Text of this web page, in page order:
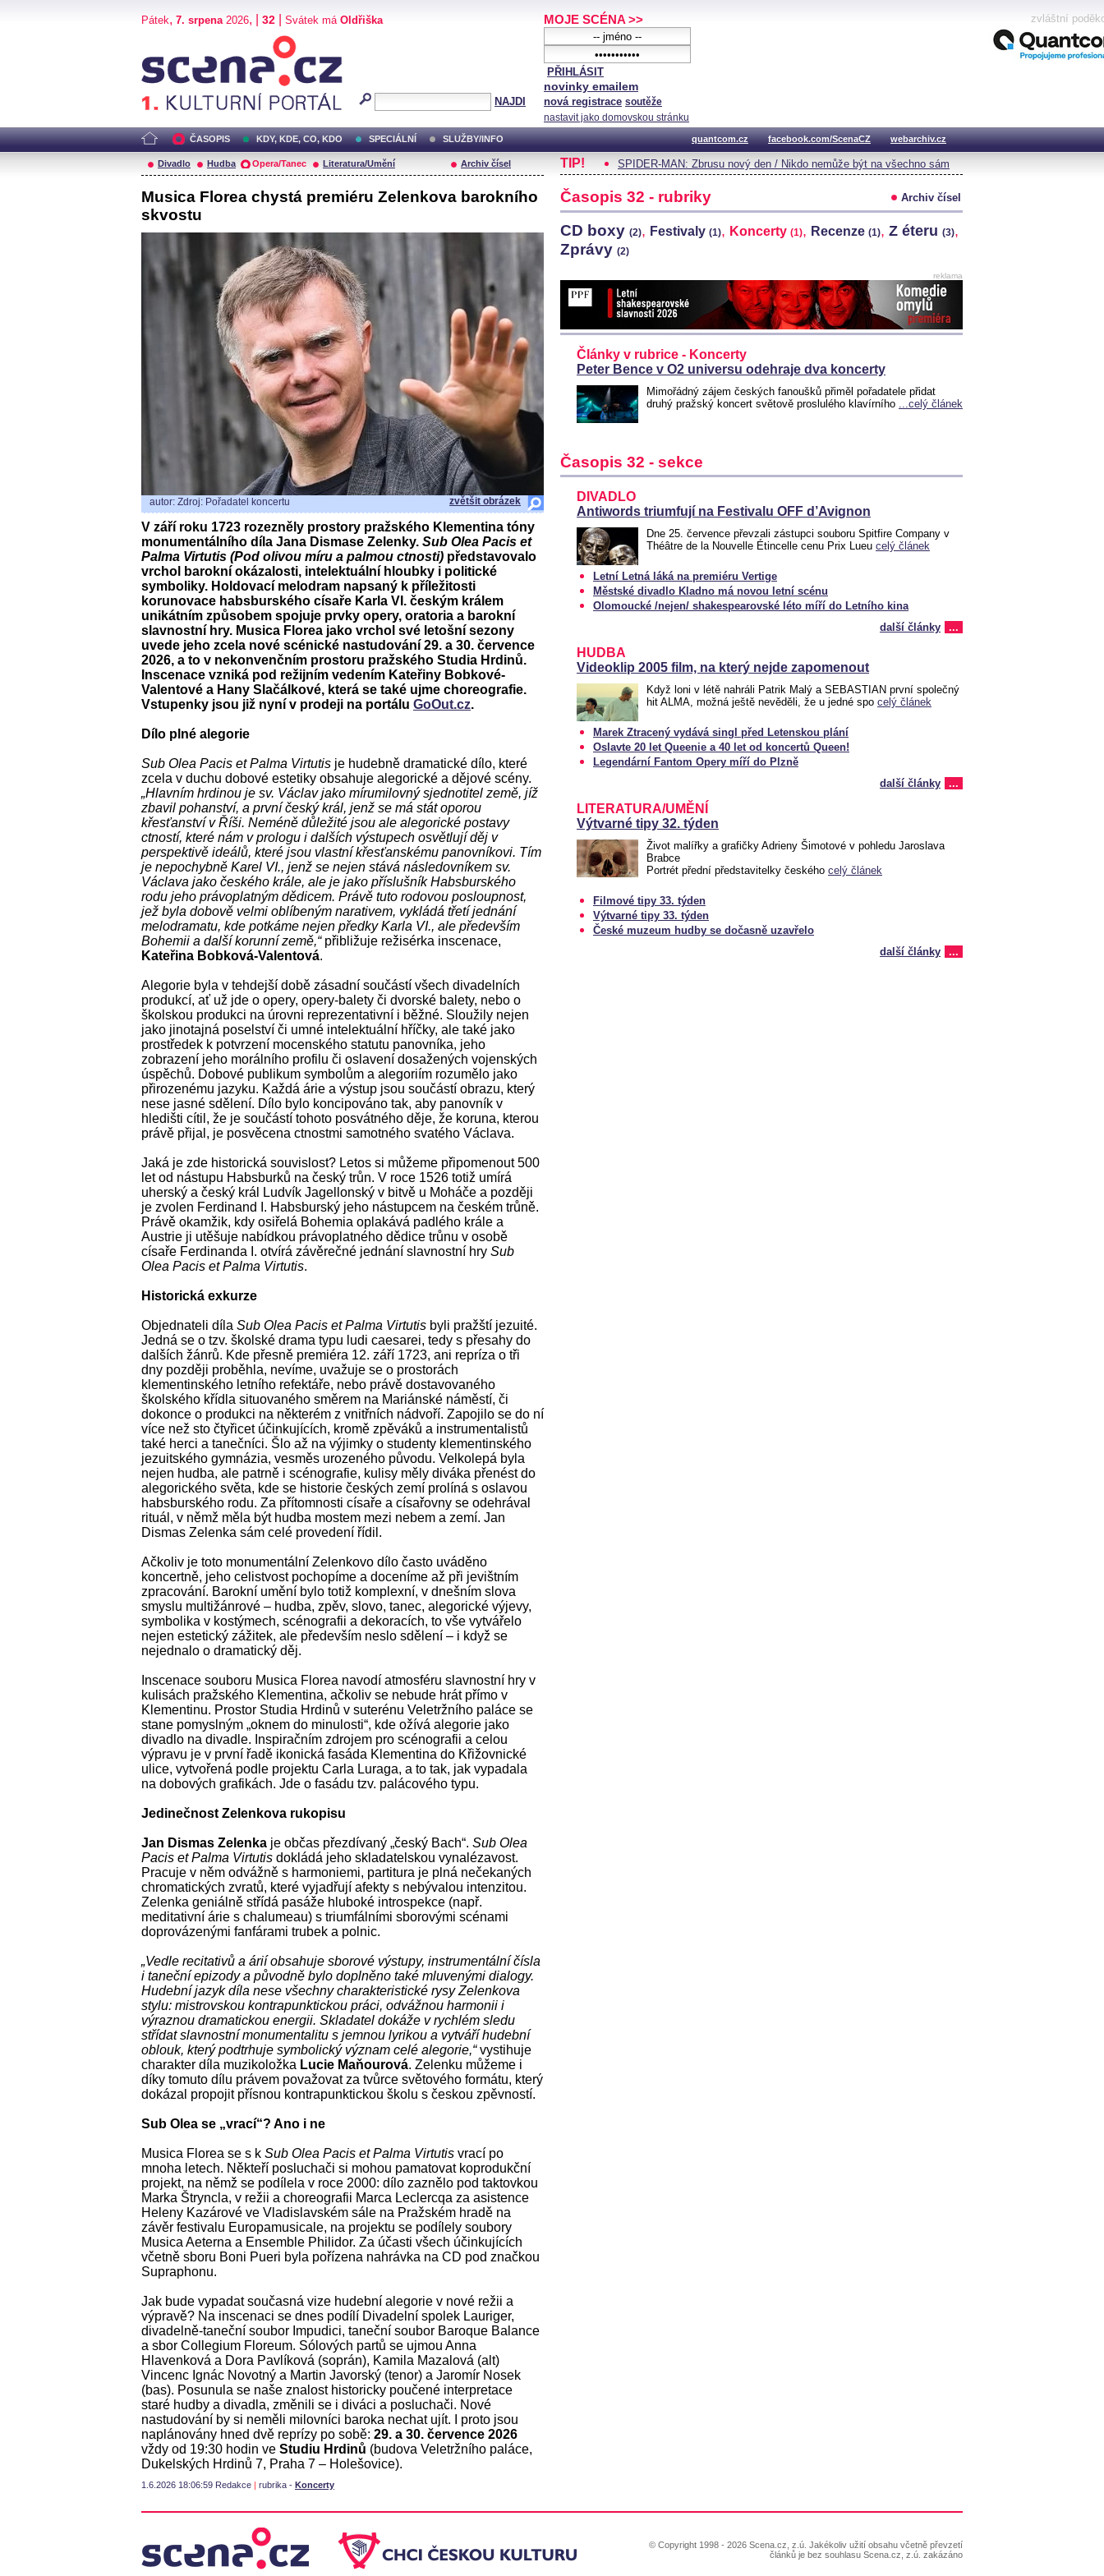
Pátek, 7. srpena2026, | 32 Svátek má Oldřiška
NAJDI
MOJE SCÉNA >>
PŘIHLÁSIT
novinky emailem
nová registrace soutěže
nastavit jako domovskou stránku
zvláštní
ČASOPIS KDY, KDE, CO, KDO SPECIÁLNÍ SLUŽBY/INFO quantcom.cz facebook.com/ScenaCZ webarchiv.cz
Divadlo Hudba Opera/Tanec Literatura/Umění Archiv čísel
Musica Florea chystá premiéru Zelenkova barokního
skvostu
autor: Zdroj: Pořadatel koncertu zvětšit obrázek
V září roku 1723 rozezněly prostory pražského Klementina tóny
monumentálního díla Jana Dismase Zelenky. Sub Olea Pacis et
Palma Virtutis (Pod olivou míru a palmou ctnosti) představovalo
vrchol barokní okázalosti, intelektuální hloubky i politické
symboliky. Holdovací melodram napsaný k příležitosti
korunovace habsburského císaře Karla VI. českým králem
unikátním způsobem spojuje prvky opery, oratoria a barokní
slavnostní hry. Musica Florea jako vrchol své letošní sezony
uvede jeho zcela nové scénické nastudování 29. a 30. července
2026, a to v nekonvenčním prostoru pražského Studia Hrdinů.
Inscenace vzniká pod režijním vedením Kateřiny Bobkové-
Valentové a Hany Slačálkové, která se také ujme choreografie.
Vstupenky jsou již nyní v prodeji na portálu GoOut.cz.
Dílo plné alegorie
Sub Olea Pacis et Palma Virtutis je hudebně dramatické dílo, které
zcela v duchu dobové estetiky obsahuje alegorické a dějové scény.
„Hlavním hrdinou je sv. Václav jako mírumilovný sjednotitel země, jíž
zbavil pohanství, a první český král, jenž se má stát oporou
křesťanství v Říši. Neméně důležité jsou ale alegorické postavy
ctností, které nám v prologu i dalších výstupech osvětlují děj v
perspektivě ideálů, které jsou vlastní křesťanskému panovníkovi. Tím
je nepochybně Karel VI., jenž se nejen stává následovníkem sv.
Václava jako českého krále, ale je jako příslušník Habsburského
rodu jeho právoplatným dědicem. Právě tuto rodovou posloupnost,
jež byla dobově velmi oblíbeným narativem, vykládá třetí jednání
melodramatu, kde potkáme nejen předky Karla VI., ale především
Bohemii a další korunní země,“přibližuje režisérka inscenace,
Kateřina Bobková-Valentová.
Alegorie byla v tehdejší době zásadní součástí všech divadelních
produkcí, ať už jde o opery, opery-balety či dvorské balety, nebo o
školskou produkci na úrovni reprezentativní i běžné. Sloužily nejen
jako jinotajná poselství či umné intelektuální hříčky, ale také jako
prostředek k potvrzení mocenského statutu panovníka, jeho
zobrazení jeho morálního profilu či oslavení dosažených vojenských
úspěchů. Dobové publikum symbolům a alegoriím rozumělo jako
přirozenému jazyku. Každá árie a výstup jsou součástí obrazu, který
nese jasné sdělení. Dílo bylo koncipováno tak, aby panovník v
hledišti cítil, že je součástí tohoto posvátného děje, že koruna, kterou
právě přijal, je posvěcena ctnostmi samotného svatého Václava.
Jaká je zde historická souvislost? Letos si můžeme připomenout 500
let od nástupu Habsburků na český trůn. V roce 1526 totiž umírá
uherský a český král Ludvík Jagellonský v bitvě u Moháče a později
je zvolen Ferdinand I. Habsburský jeho nástupcem na českém trůně.
Právě okamžik, kdy osiřelá Bohemia oplakává padlého krále a
Austrie ji utěšuje nabídkou právoplatného dědice trůnu v osobě
císaře Ferdinanda I. otvírá závěrečné jednání slavnostní hry Sub
Olea Pacis et Palma Virtutis.
Historická exkurze
Objednateli díla Sub Olea Pacis et Palma Virtutis byli pražští jezuité.
Jedná se o tzv. školské drama typu ludi caesarei, tedy s přesahy do
dalších žánrů. Kde přesně premiéra 12. září 1723, ani repríza o tři
dny později proběhla, nevíme, uvažuje se o prostorách
klementinského letního refektáře, nebo právě dostavovaného
školského křídla situovaného směrem na Mariánské náměstí, či
dokonce o produkci na některém z vnitřních nádvoří. Zapojilo se do ní
více než sto čtyřicet účinkujících, kromě zpěváků a instrumentalistů
také herci a tanečníci. Šlo až na výjimky o studenty klementinského
jezuitského gymnázia, vesměs urozeného původu. Velkolepá byla
nejen hudba, ale patrně i scénografie, kulisy měly diváka přenést do
alegorického světa, kde se historie českých zemí prolíná s oslavou
habsburského rodu. Za přítomnosti císaře a císařovny se odehrával
rituál, v němž měla být hudba mostem mezi nebem a zemí. Jan
Dismas Zelenka sám celé provedení řídil.
Ačkoliv je toto monumentální Zelenkovo dílo často uváděno
koncertně, jeho celistvost pochopíme a doceníme až při jevištním
zpracování. Barokní umění bylo totiž komplexní, v dnešním slova
smyslu multižánrové – hudba, zpěv, slovo, tanec, alegorické výjevy,
symbolika v kostýmech, scénografii a dekoracích, to vše vytvářelo
nejen estetický zážitek, ale především neslo sdělení – i když se
nejednalo o dramatický děj.
Inscenace souboru Musica Florea navodí atmosféru slavnostní hry v
kulisách pražského Klementina, ačkoliv se nebude hrát přímo v
Klementinu. Prostor Studia Hrdinů v suterénu Veletržního paláce se
stane pomyslným „oknem do minulosti“, kde ožívá alegorie jako
divadlo na divadle. Inspiračním zdrojem pro scénografii a celou
výpravu je v první řadě ikonická fasáda Klementina do Křižovnické
ulice, vytvořená podle projektu Carla Luraga, a to tak, jak vypadala
na dobových grafikách. Jde o fasádu tzv. palácového typu.
Jedinečnost Zelenkova rukopisu
Jan Dismas Zelenka je občas přezdívaný „český Bach“. Sub Olea
Pacis et Palma Virtutis dokládá jeho skladatelskou vynalézavost.
Pracuje v něm odvážně s harmoniemi, partitura je plná nečekaných
chromatických zvratů, které vyjadřují afekty s nebývalou intenzitou.
Zelenka geniálně střídá pasáže hluboké introspekce (např.
meditativní árie s chalumeau) s triumfálními sborovými scénami
doprovázenými fanfárami trubek a polnic.
„Vedle recitativů a árií obsahuje sborové výstupy, instrumentální čísla
i taneční epizody a původně bylo doplněno také mluvenými dialogy.
Hudební jazyk díla nese všechny charakteristické rysy Zelenkova
stylu: mistrovskou kontrapunktickou práci, odvážnou harmonii i
výraznou dramatickou energii. Skladatel dokáže v rychlém sledu
střídat slavnostní monumentalitu s jemnou lyrikou a vytváří hudební
oblouk, který podtrhuje symbolický význam celé alegorie,“vystihuje
charakter díla muzikoložka Lucie Maňourová. Zelenku můžeme i
díky tomuto dílu právem považovat za tvůrce světového formátu, který
dokázal propojit přísnou kontrapunktickou školu s českou zpěvností.
Sub Olea se „vrací“? Ano i ne
Musica Florea se s k Sub Olea Pacis et Palma Virtutis vrací po
mnoha letech. Někteří posluchači si mohou pamatovat koprodukční
projekt, na němž se podílela v roce 2000: dílo zaznělo pod taktovkou
Marka Štryncla, v režii a choreografii Marca Leclercqa za asistence
Heleny Kazárové ve Vladislavském sále na Pražském hradě na
závěr festivalu Europamusicale, na projektu se podílely soubory
Musica Aeterna a Ensemble Philidor. Za účasti všech účinkujících
včetně sboru Boni Pueri byla pořízena nahrávka na CD pod značkou
Supraphonu.
Jak bude vypadat současná vize hudební alegorie v nové režii a
výpravě? Na inscenaci se dnes podílí Divadelní spolek Lauriger,
divadelně-taneční soubor Impudici, taneční soubor Baroque Balance
a sbor Collegium Floreum. Sólových partů se ujmou Anna
Hlavenková a Dora Pavlíková (soprán), Kamila Mazalová (alt)
Vincenc Ignác Novotný a Martin Javorský (tenor) a Jaromír Nosek
(bas). Posunula se naše znalost historicky poučené interpretace
staré hudby a divadla, změnili se i diváci a posluchači. Nové
nastudování by si neměli milovníci baroka nechat ujít. I proto jsou
naplánovány hned dvě reprízy po sobě: 29. a 30. července 2026
vždy od 19:30 hodin ve Studiu Hrdinů (budova Veletržního paláce,
Dukelských Hrdinů 7, Praha 7 – Holešovice).
1.6.2026 18:06:59 Redakce | rubrika - Koncerty
TIP! SPIDER-MAN: Zbrusu nový den / Nikdo nemůže být na všechno sám
Časopis 32 - rubriky Archiv čísel
CD boxy (2), Festivaly (1), Koncerty (1), Recenze (1), Z éteru (3),
Zprávy (2)
reklama
Články v rubrice - Koncerty
Peter Bence v O2 universu odehraje dva koncerty
Mimořádný zájem českých fanoušků přiměl pořadatele přidat
druhý pražský koncert světově proslulého klavírního ...celý článek
Časopis 32 - sekce
DIVADLO
Antiwords triumfují na Festivalu OFF d’Avignon
Dne 25. července převzali zástupci souboru Spitfire Company v
Théâtre de la Nouvelle Étincelle cenu Prix Lueu celý článek
Letní Letná láká na premiéru Vertige
Městské divadlo Kladno má novou letní scénu
Olomoucké /nejen/ shakespearovské léto míří do Letního kina
další články
...
HUDBA
Videoklip 2005 film, na který nejde zapomenout
Když loni v létě nahráli Patrik Malý a SEBASTIAN první společný
hit ALMA, možná ještě nevěděli, že u jedné spo celý článek
Marek Ztracený vydává singl před Letenskou plání
Oslavte 20 let Queenie a 40 let od koncertů Queen!
Legendární Fantom Opery míří do Plzně
další články
...
LITERATURA/UMĚNÍ
Výtvarné tipy 32. týden
Život malířky a grafičky Adrieny Šimotové v pohledu Jaroslava
Brabce
Portrét přední představitelky českého celý článek
Filmové tipy 33. týden
Výtvarné tipy 33. týden
České muzeum hudby se dočasně uzavřelo
další články
...
© Copyright 1998 - 2026 Scena.cz, z.ú. Jakékoliv užití obsahu včetně převzetí
článků je bez souhlasu Scena.cz, z.ú. zakázáno